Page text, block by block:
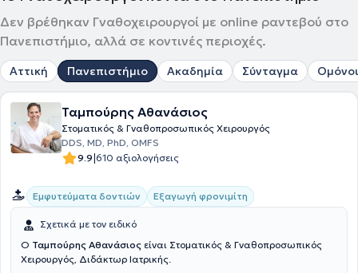
Δεν βρέθηκαν Γναθοχειρουργοί με online ραντεβού στο
Πανεπιστήμιο, αλλά σε κοντινές περιοχές.
Αττική Πανεπιστήμιο Ακαδημία Σύνταγμα
Ταμπούρης Αθανάσιος
Στοματικός & Γναθοπροσωπικός Χειρουργός
DDS, MD, PhD, OMFS
9.9|610 αξιολογήσεις
Εμφυτεύματα δοντιών Εξαγωγή φρονιμίτη
Σχετικά με τον ειδικό
Ο Ταμπούρης Αθανάσιος είναι Στοματικός & Γναθοπροσωπικός
Χειρουργός, Διδάκτωρ Ιατρικής.